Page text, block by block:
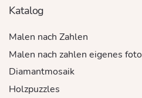
Katalog
Malen nach Zahlen
Malen nach zahlen eigenes foto
Diamantmosaik
Holzpuzzles